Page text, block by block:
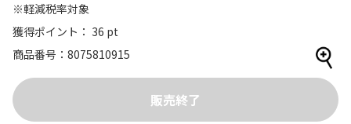
※軽減税率対象
獲得ポイント： 36 pt
商品番号
8075810915